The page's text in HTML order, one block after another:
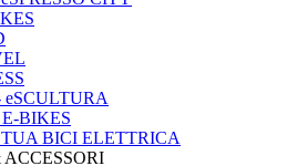
eSCULTURA
BIKES
BICI ELETTRICA